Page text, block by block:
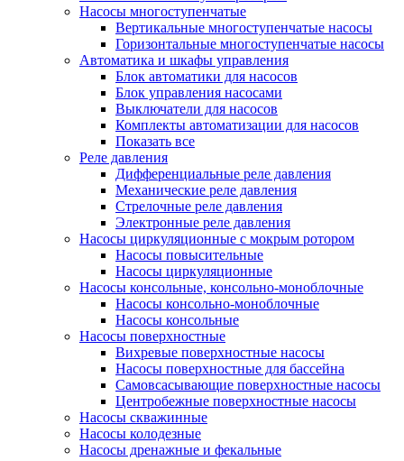
Насосы многоступенчатые
Вертикальные многоступенчатые насосы
Горизонтальные многоступенчатые насосы
Автоматика и шкафы управления
Блок автоматики для насосов
Блок управления насосами
Выключатели для насосов
Комплекты автоматизации для насосов
Показать все
Реле давления
Дифференциальные реле давления
Механические реле давления
Стрелочные реле давления
Электронные реле давления
Насосы циркуляционные с мокрым ротором
Насосы повысительные
Насосы циркуляционные
Насосы консольные, консольно-моноблочные
Насосы консольно-моноблочные
Насосы консольные
Насосы поверхностные
Вихревые поверхностные насосы
Насосы поверхностные для бассейна
Самовсасывающие поверхностные насосы
Центробежные поверхностные насосы
Насосы скважинные
Насосы колодезные
Насосы дренажные и фекальные